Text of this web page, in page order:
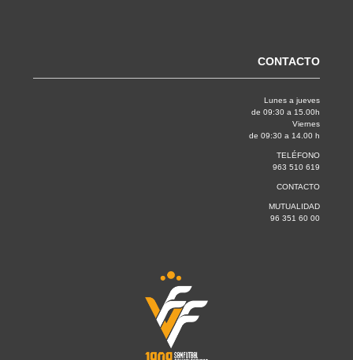
CONTACTO
Lunes a jueves
de 09:30 a 15.00h
Viernes
de 09:30 a 14.00 h
TELÉFONO
963 510 619
CONTACTO
MUTUALIDAD
96 351 60 00